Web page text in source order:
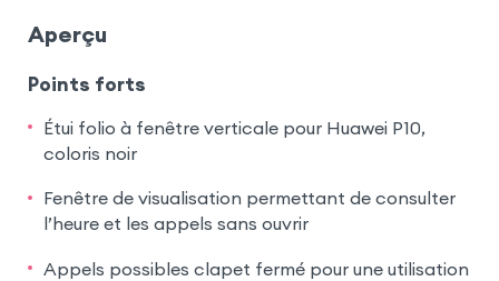
Aperçu
Points forts
Étui folio à fenêtre verticale pour Huawei P10,
coloris noir
Fenêtre de visualisation permettant de consulter
l’heure et les appels sans ouvrir
Appels possibles clapet fermé pour une utilisation